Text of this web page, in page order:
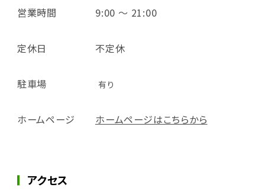
営業時間 9:00 ～ 21:00
定休日 不定休
駐車場 有り
ホームページ ホームページはこちらから
アクセス